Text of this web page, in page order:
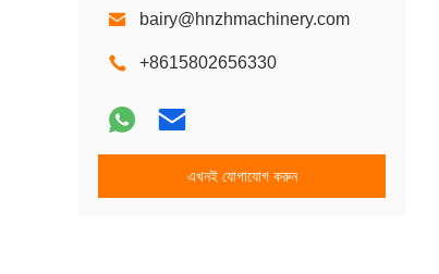
bairy@hnzhmachinery.com
+8615802656330
এখনই যোগাযোগ করুন